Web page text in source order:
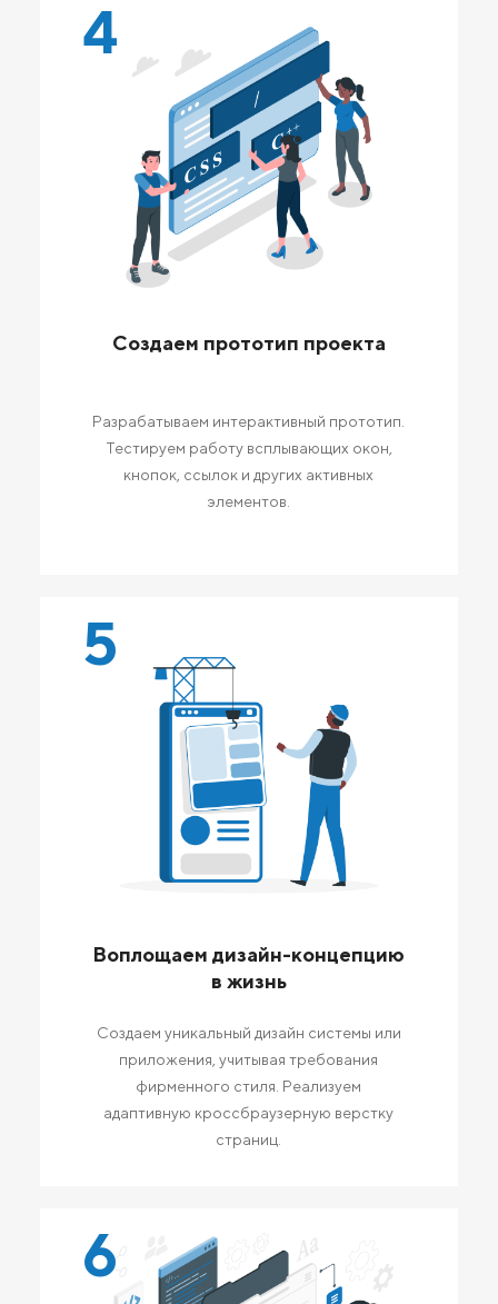
4
Создаем прототип проекта
Разрабатываем интерактивный прототип.
Тестируем работу всплывающих окон,
кнопок, ссылок и других активных
элементов.
5
Воплощаем дизайн-концепцию
в жизнь
Создаем уникальный дизайн системы или
приложения, учитывая требования
фирменного стиля. Реализуем
адаптивную кроссбраузерную верстку
страниц.
6